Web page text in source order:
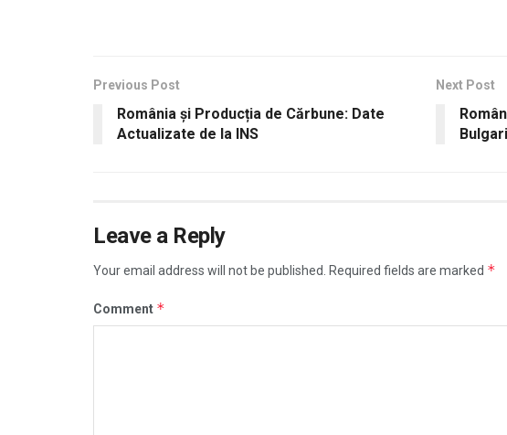
Previous Post
România și Producția de Cărbune: Date
Actualizate de la INS
Next Post
Leave a Reply
Your email address will not be published. Required fields are marked *
Comment *